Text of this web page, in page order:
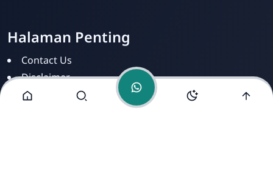
Halaman Penting
Contact Us
Disclaimer
Privacy Policy